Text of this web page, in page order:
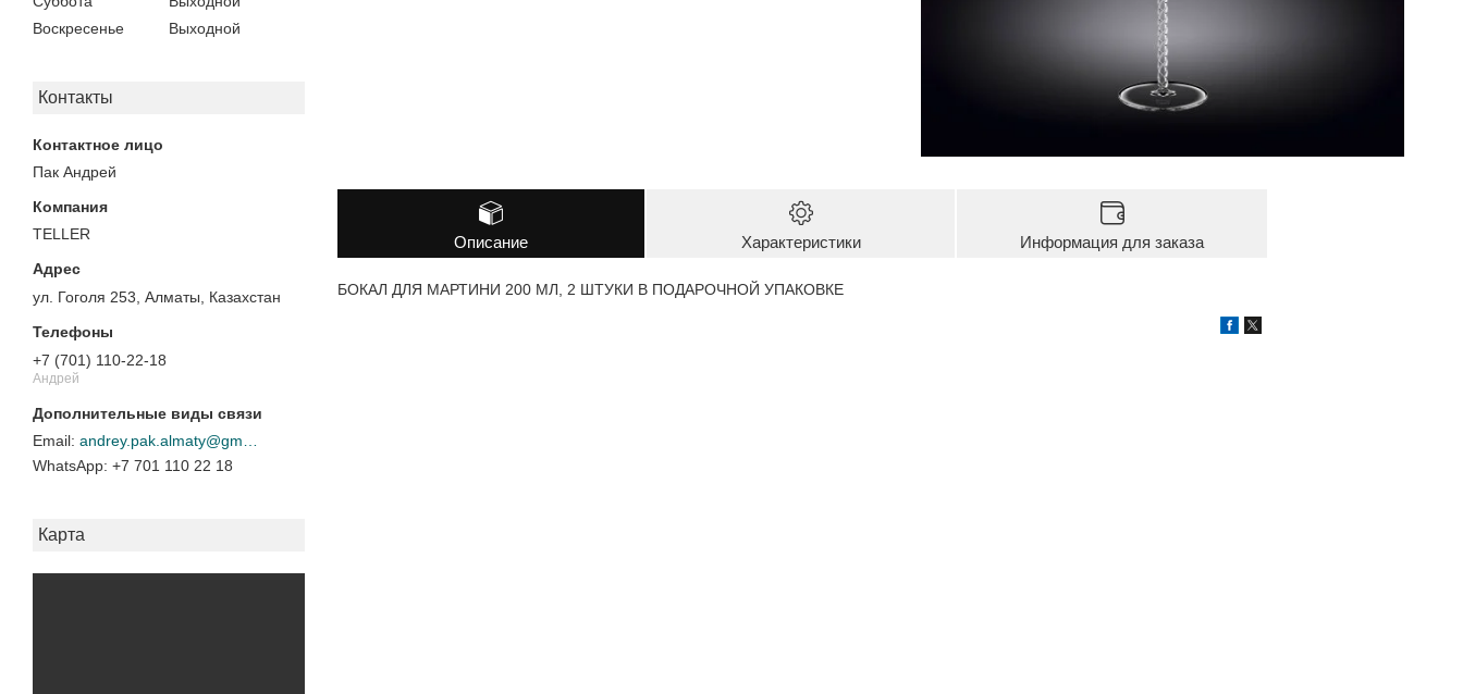
Воскресенье
Выходной
Контакты
Пак Андрей
TELLER
ул. Гоголя 253, Алматы, Казахстан
+7 (701) 110-22-18
Андрей
+7 701 110 22 18
Карта
Описание Характеристики Информация для заказа
БОКАЛ ДЛЯ МАРТИНИ 200 МЛ, 2 ШТУКИ В ПОДАРОЧНОЙ УПАКОВКЕ